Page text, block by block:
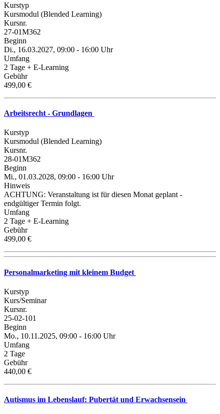
Kurstyp
Kursmodul (Blended Learning)
Kursnr.
27-01M362
Beginn
Di., 16.03.2027, 09:00 - 16:00 Uhr
Umfang
2 Tage + E-Learning
Gebühr
499,00 €
Arbeitsrecht - Grundlagen
Kurstyp
Kursmodul (Blended Learning)
Kursnr.
28-01M362
Beginn
Mi., 01.03.2028, 09:00 - 16:00 Uhr
Hinweis
ACHTUNG: Veranstaltung ist für diesen Monat geplant -
endgültiger Termin folgt.
Umfang
2 Tage + E-Learning
Gebühr
499,00 €
Personalmarketing mit kleinem Budget
Kurstyp
Kurs/Seminar
Kursnr.
25-02-101
Beginn
Mo., 10.11.2025, 09:00 - 16:00 Uhr
Umfang
2 Tage
Gebühr
440,00 €
Autismus im Lebenslauf: Pubertät und Erwachsensein